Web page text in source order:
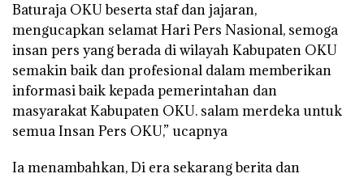
Baturaja OKU beserta staf dan jajaran,
mengucapkan selamat Hari Pers Nasional, semoga
insan pers yang berada di wilayah Kabupaten OKU
semakin baik dan profesional dalam memberikan
informasi baik kepada pemerintahan dan
masyarakat Kabupaten OKU. salam merdeka untuk
semua Insan Pers OKU,” ucapnya
Ia menambahkan, Di era sekarang berita dan